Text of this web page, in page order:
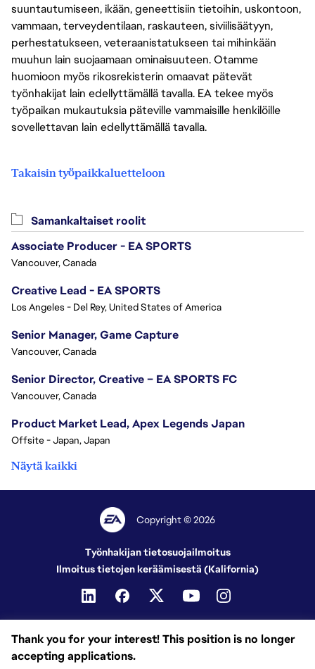
suuntautumiseen, ikään, geneettisiin tietoihin, uskontoon,
vammaan, terveydentilaan, raskauteen, siviilisäätyyn,
perhestatukseen, veteraanistatukseen tai mihinkään
muuhun lain suojaamaan ominaisuuteen. Otamme
huomioon myös rikosrekisterin omaavat pätevät
työnhakijat lain edellyttämällä tavalla. EA tekee myös
työpaikan mukautuksia päteville vammaisille henkilöille
sovellettavan lain edellyttämällä tavalla.
Takaisin työpaikkaluetteloon
Thank you for your interest! This position is no longer
accepting applications.
Samankaltaiset roolit
Associate Producer - EA SPORTS
Vancouver, Canada
Creative Lead - EA SPORTS
Los Angeles - Del Rey, United States of America
Senior Manager, Game Capture
Vancouver, Canada
Senior Director, Creative – EA SPORTS FC
Vancouver, Canada
Product Market Lead, Apex Legends Japan
Offsite - Japan, Japan
Näytä kaikki
Copyright © 2026
Työnhakijan tietosuojailmoitus
Ilmoitus tietojen keräämisestä (Kalifornia)